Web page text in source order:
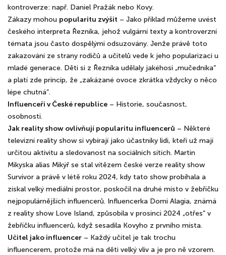
kontroverze: např. Daniel Pražák nebo Kovy.
Zákazy mohou popularitu zvýšit – Jako příklad můžeme uvést
českého interpreta Řezníka, jehož vulgární texty a kontroverzní
témata jsou často dospělými odsuzovány. Jenže právě toto
zakazování ze strany rodičů a učitelů vede k jeho popularizaci u
mladé generace. Děti si z Řezníka udělaly jakéhosi „mučedníka“
a platí zde princip, že „zakázané ovoce zkrátka vždycky o něco
lépe chutná“.
Influenceři v České republice – Historie, současnost,
osobnosti.
Jak reality show ovlivňují popularitu influencerů – Některé
televizní reality show si vybírají jako účastníky lidi, kteří už mají
určitou aktivitu a sledovanost na sociálních sítích. Martin
Mikyska alias Mikýř se stal vítězem české verze reality show
Survivor a právě v létě roku 2024, kdy tato show probíhala a
získal velký mediální prostor, poskočil na druhé místo v žebříčku
nejpopulárnějších influencerů. Influencerka Domi Alagia, známá
z reality show Love Island, způsobila v prosinci 2024 „otřes“ v
žebříčku influencerů, když sesadila Kovyho z prvního místa.
Učitel jako influencer – Každý učitel je tak trochu
influencerem, protože má na děti velký vliv a je pro ně vzorem.